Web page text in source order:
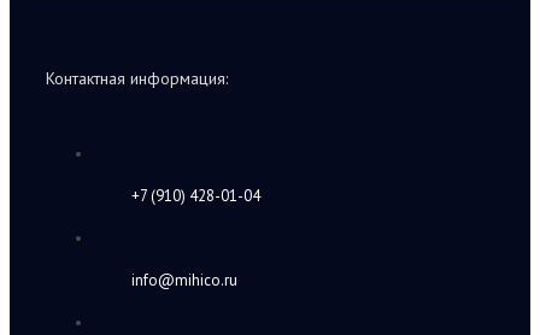
Контактная информация:
+7 (910) 428-01-04
info@mihico.ru